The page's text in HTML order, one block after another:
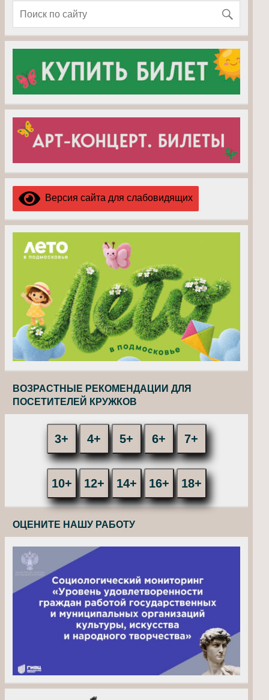
Версия сайта для слабовидящих
ВОЗРАСТНЫЕ РЕКОМЕНДАЦИИ ДЛЯ
ПОСЕТИТЕЛЕЙ КРУЖКОВ
3+ 4+ 5+ 6+ 7+
10+ 12+ 14+ 16+ 18+
ОЦЕНИТЕ НАШУ РАБОТУ